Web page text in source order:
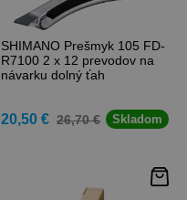
SHIMANO Prešmyk 105 FD-
R7100 2 x 12 prevodov na
návarku dolný ťah
20,50 € 26,70 € Skladom